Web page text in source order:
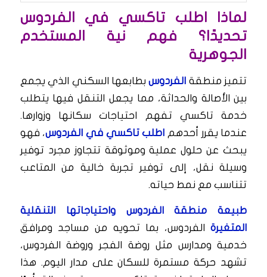
لماذا اطلب تاكسي في الفردوس
تحديدًا؟ فهم نية المستخدم
الجوهرية
تتميز منطقة الفردوسبطابعها السكني الذي يجمع
بين الأصالة والحداثة، مما يجعل التنقل فيها يتطلب
خدمة تاكسي تفهم احتياجات سكانها وزوارها.
عندما يقرر أحدهم
اطلب تاكسي في الفردوس، فهو
يبحث عن حلول عملية وموثوقة تتجاوز مجرد توفير
وسيلة نقل، إلى توفير تجربة خالية من المتاعب
تتناسب مع نمط حياته.
طبيعة منطقة الفردوس واحتياجاتها التنقلية
المتغيرةالفردوس، بما تحويه من مساجد ومرافق
خدمية ومدارس مثل روضة الفجر وروضة الفردوس،
تشهد حركة مستمرة للسكان على مدار اليوم. هذا